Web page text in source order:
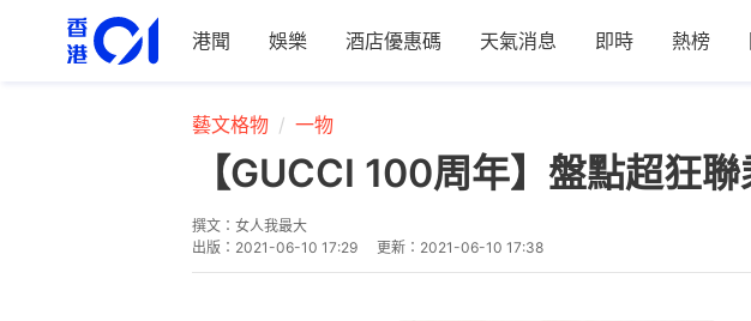
港聞 娛樂 酒店優惠碼 天氣消息 即時 熱榜
藝文格物 一物
【GUCCI 100周年】盤點超狂
撰文： 女人我最大
出版： 2021-06-10 17:29 更新： 2021-06-10 17:38